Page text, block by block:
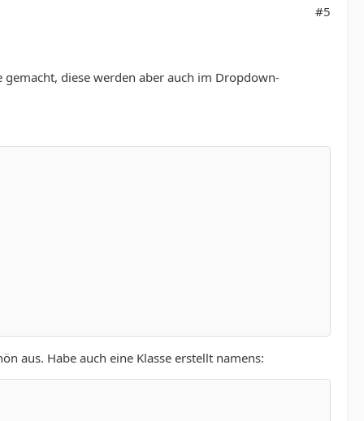
#5
diese werden aber auch im Dropdown-
aus. Habe auch eine Klasse erstellt namens: